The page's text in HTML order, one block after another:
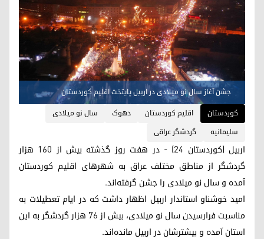
جشن آغاز سال نو میلادی در اربیل پایتخت اقلیم کوردستان
کوردستان
اقلیم کوردستان دهوک
سال نو میلادی
سلیمانیه
گردشگر عراقی
اربیل (کوردستان ۲۴) - در هفت روز گذشته بیش از ١٦٠ هزار
گردشگر از مناطق مختلف عراق به شهرهای اقلیم کوردستان
آمده و سال نو میلادی را جشن گرفته‌اند.
امید خوشناو استاندار اربیل اظهار داشت که در ایام تعطیلات به
مناسبت فرارسیدن سال نو میلادی، بیش از ٧٦ هزار گردشگر به این
استان آمده‌ و بیشترشان در اربیل ماندە‌اند.